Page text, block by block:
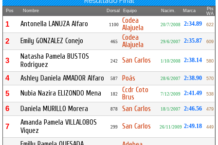
Pos Nombre Dorsal Equipo Nacim. Marca
Pts
WA
1 Antonella LANUZA Alfaro 1100
Codea
Alajuela
20/7/2008 2:34.89 622
2 Emily GONZALEZ Conejo 465
Codea
Alajuela
29/6/2007 2:35.87 609
3
Natasha Pamela BUSTOS
Rodriguez
242 San Carlos 1/10/2008 2:38.14 580
4 Ashley Daniela AMADOR Alfaro 587 Poás 28/6/2007 2:38.90 570
5 Nubia Nazira ELIZONDO Mena 182
Ccdr Coto
Brus
7/12/2009 2:41.49 538
6 Daniela MURILLO Morera 878 San Carlos 18/1/2007 2:46.56 479
7
Amanda Pamela VILLALOBOS
Viquez
299 San Carlos 26/11/2009 2:49.18 449